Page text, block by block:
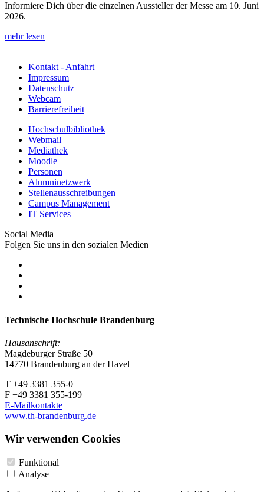
Informiere Dich über die einzelnen Aussteller der Messe am 10. Juni
2026.
mehr lesen
Kontakt - Anfahrt
Impressum
Datenschutz
Webcam
Barrierefreiheit
Hochschulbibliothek
Webmail
Mediathek
Moodle
Personen
Alumninetzwerk
Stellenausschreibungen
Campus Management
IT Services
Social Media
Folgen Sie uns in den sozialen Medien
Technische Hochschule Brandenburg
Hausanschrift:
Magdeburger Straße 50
14770 Brandenburg an der Havel
T +49 3381 355-0
F +49 3381 355-199
E-Mailkontakte
www.th-brandenburg.de
Wir verwenden Cookies
Funktional
Analyse